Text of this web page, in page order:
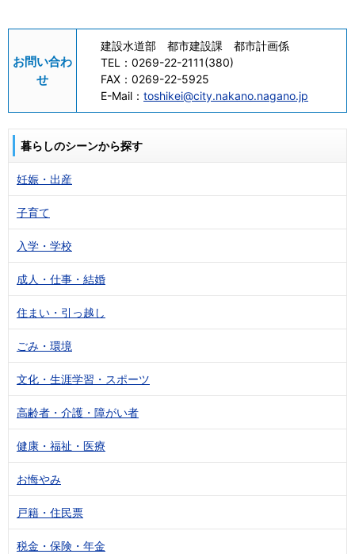
お問い合わ
せ
建設水道部 都市建設課 都市計画係
TEL： 0269-22-2111(380)
FAX： 0269-22-5925
E-Mail： toshikei@city.nakano.nagano.jp
暮らしのシーンから探す
妊娠・出産
子育て
入学・学校
成人・仕事・結婚
住まい・引っ越し
ごみ・環境
文化・生涯学習・スポーツ
高齢者・介護・障がい者
健康・福祉・医療
お悔やみ
戸籍・住民票
税金・保険・年金